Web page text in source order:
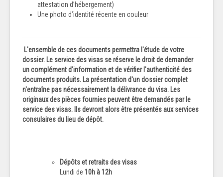
attestation d’hébergement)
Une photo d’identité récente en couleur
L'ensemble de ces documents permettra l'étude de votre
dossier. Le service des visas se réserve le droit de demander
un complément d'information et de vérifier l'authenticité des
documents produits. La présentation d'un dossier complet
n'entraîne pas nécessairement la délivrance du visa. Les
originaux des pièces fournies peuvent être demandés par le
service des visas. Ils devront alors être présentés aux services
consulaires du lieu de dépôt.
Dépôts et retraits des visas
Lundi de 10h à 12h